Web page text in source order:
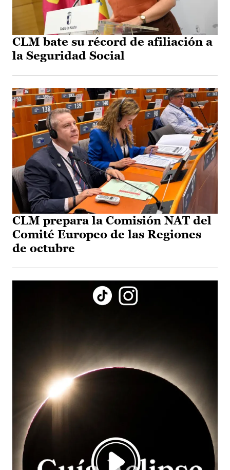
CLM bate su récord de afiliación a
la Seguridad Social
CLM prepara la Comisión NAT del
Comité Europeo de las Regiones
de octubre